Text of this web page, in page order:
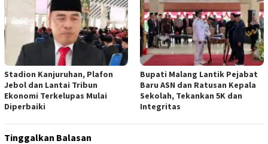
Stadion Kanjuruhan, Plafon
Jebol dan Lantai Tribun
Ekonomi Terkelupas Mulai
Diperbaiki
Bupati Malang Lantik Pejabat
Baru ASN dan Ratusan Kepala
Sekolah, Tekankan 5K dan
Integritas
Tinggalkan Balasan